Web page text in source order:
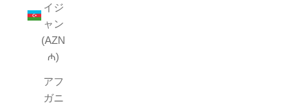
イジ
ャン
(AZN
₼)
アフ
ガニ